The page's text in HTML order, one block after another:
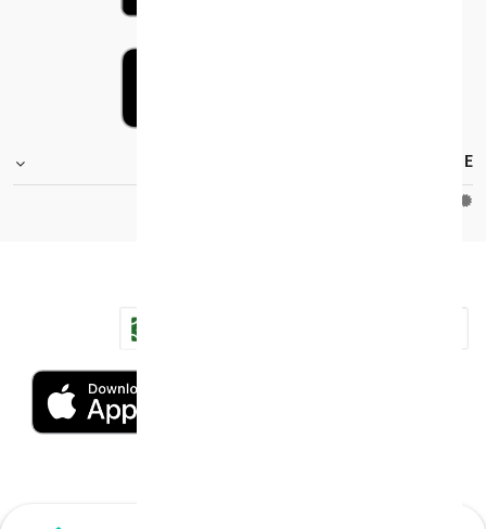
FOOTER.STOREINFORMATIONTITLE